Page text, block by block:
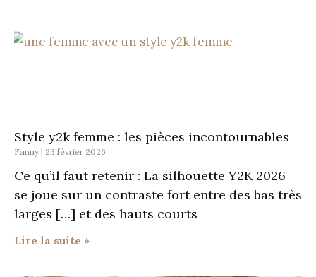
Style y2k femme : les pièces incontournables
Fanny 23 février 2026
Ce qu’il faut retenir : La silhouette Y2K 2026
se joue sur un contraste fort entre des bas très
larges […] et des hauts courts
Lire la suite »